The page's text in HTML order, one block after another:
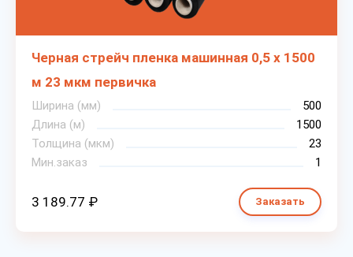
Черная стрейч пленка машинная 0,5 х 1500
м 23 мкм первичка
Ширина (мм)
500
Длина (м)
1500
Толщина (мкм)
23
Мин.заказ
1
3 189.77 ₽ Заказать